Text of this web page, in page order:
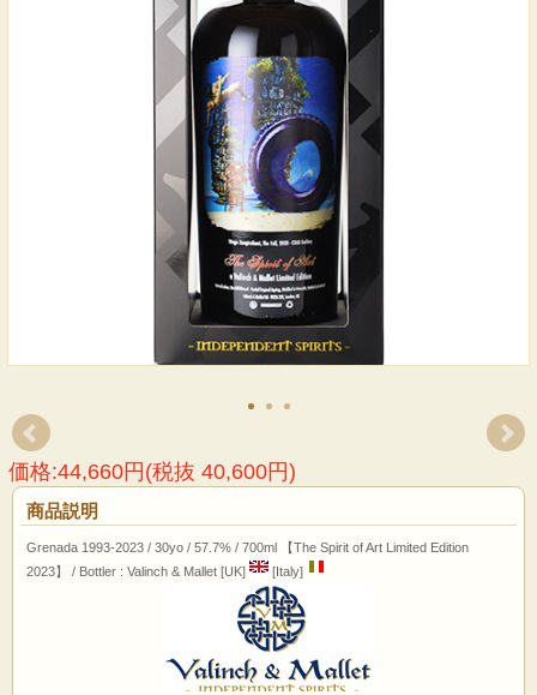
価格:44,660円(税抜 40,600円)
商品説明
Grenada 1993-2023 / 30yo / 57.7% / 700ml 【The Spirit of Art Limited Edition
2023】 / Bottler : Valinch & Mallet [UK]
[Italy]